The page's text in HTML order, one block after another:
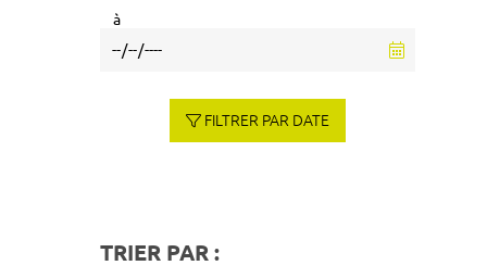
à
FILTRER PAR DATE
TRIER PAR :